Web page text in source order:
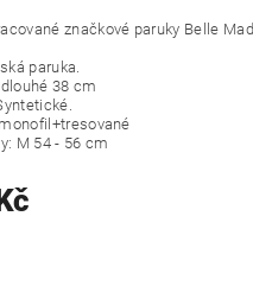
značkové paruky Belle
paruka.
38 cm
M 54 ‑ 56 cm